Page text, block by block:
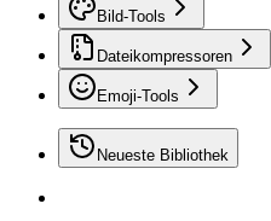
Bild-Tools
Dateikompressoren
Emoji-Tools
Neueste Bibliothek